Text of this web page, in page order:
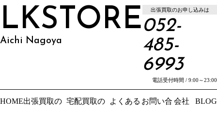
LKSTORE
Aichi Nagoya
出張買取のお申し込みは
052-
485-
6993
電話受付時間 / 9:00～23:00
HOME出張買取の 宅配買取の よくある お問い合 会社 BLOG